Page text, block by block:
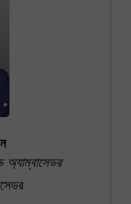
অ্যাম্বাসেডর